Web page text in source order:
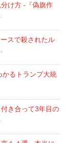
け方 -『偽旗作
スで殺されたル
るトランプ大統
き合って3年目の